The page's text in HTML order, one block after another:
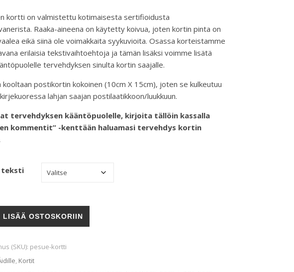
kortti on valmistettu kotimaisesta sertifioidusta
Raaka-aineena on käytetty koivua, joten kortin pinta on
eikä siinä ole voimakkaita syykuvioita. Osassa korteistamme
erilaisia tekstivaihtoehtoja ja tämän lisäksi voimme lisätä
tervehdyksen sinulta kortin saajalle.
postikortin kokoinen (10cm X 15cm), joten se kulkeutuu
lahjan saajan postilaatikkoon/luukkuun.
tervehdyksen kääntöpuolelle, kirjoita tällöin kassalla
kommentit” -kenttään haluamasi tervehdys kortin
määrä
LISÄÄ OSTOSKORIIN
(SKU): pesue-kortti
, Kortit